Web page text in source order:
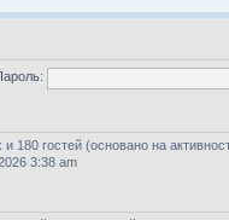
180 гостей (основано на
3:38 am